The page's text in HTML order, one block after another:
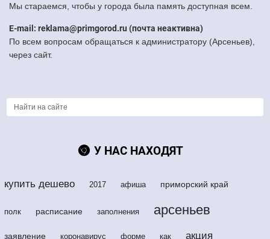
Мы стараемся, чтобы у города была память доступная всем.
E-mail: reklama@primgorod.ru (почта неактивна)
По всем вопросам обращаться к администратору (Арсеньев),
через сайт.
У НАС НАХОДЯТ
купить дешево 2017 афиша приморский край
полк расписание заполнения арсеньев
заявление коронавирус форме как акция